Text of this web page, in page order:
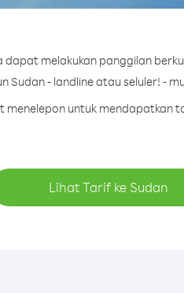
dapat melakukan panggilan
Sudan - landline atau seluler! -
menelepon untuk mendapatkan
Lihat Tarif ke Sudan